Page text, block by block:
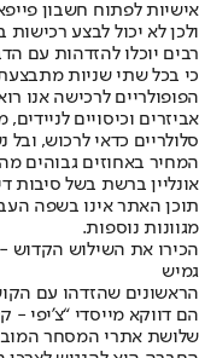
אישיות לפתוח חשבון
ולכן לא יכול לבצע
רבים יוכלו להזדהות עם
כי בכל שתי שניות
הפופולריים לרכישה אנו
אביזרים וכיסויים
סלולריים כדאי לרכוש,
המחיר באחוזים גבוהים
אונליין ברשת בשל סיבות
תוכן האתר אינו בשפה
מגוונות נוספות.
הכירו את השילוש הקדוש
גמיש
הראשונים שהזדהו עם
הם דווקא מייסדי “צ’יפי
שלושת אתרי המסחר